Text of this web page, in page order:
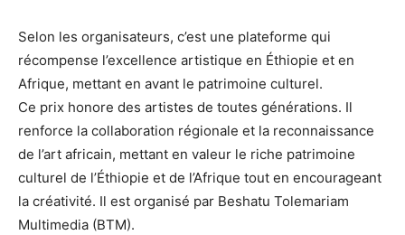
Selon les organisateurs, c’est une plateforme qui
récompense l’excellence artistique en Éthiopie et en
Afrique, mettant en avant le patrimoine culturel.
Ce prix honore des artistes de toutes générations. Il
renforce la collaboration régionale et la reconnaissance
de l’art africain, mettant en valeur le riche patrimoine
culturel de l’Éthiopie et de l’Afrique tout en encourageant
la créativité. Il est organisé par Beshatu Tolemariam
Multimedia (BTM).